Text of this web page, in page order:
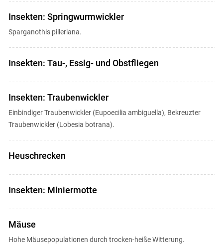
Insekten: Springwurmwickler
Sparganothis pilleriana.
Insekten: Tau-, Essig- und Obstfliegen
Insekten: Traubenwickler
Einbindiger Traubenwickler (Eupoecilia ambiguella), Bekreuzter
Traubenwickler (Lobesia botrana).
Heuschrecken
Insekten: Miniermotte
Mäuse
Hohe Mäusepopulationen durch trocken-heiße Witterung.